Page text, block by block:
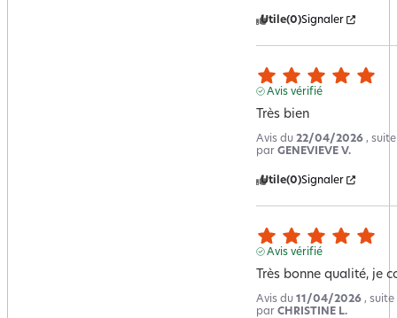
Utile(0)Signaler
Avis vérifié
Très bien
Avis du 22/04/2026 ,
par GENEVIEVE V.
Utile(0)Signaler
Avis vérifié
Très bonne qualité, je
Avis du 11/04/2026 , suite
par CHRISTINE L.